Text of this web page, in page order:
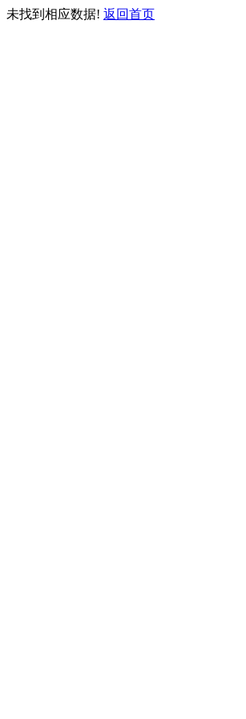
未找到相应数据! 返回首页